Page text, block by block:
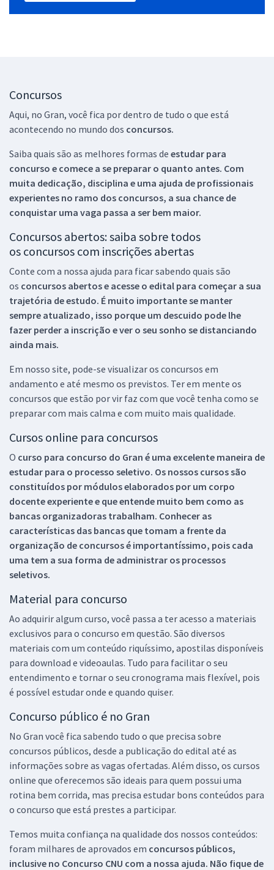
Concursos
Aqui, no Gran, você fica por dentro de tudo o que está
acontecendo no mundo dos concursos.
Saiba quais são as melhores formas de estudar para
concurso e comece a se preparar o quanto antes. Com
muita dedicação, disciplina e uma ajuda de profissionais
experientes no ramo dos concursos, a sua chance de
conquistar uma vaga passa a ser bem maior.
Concursos abertos: saiba sobre todos
os concursos com inscrições abertas
Conte com a nossa ajuda para ficar sabendo quais são
os concursos abertos e acesse o edital para começar a sua
trajetória de estudo. É muito importante se manter
sempre atualizado, isso porque um descuido pode lhe
fazer perder a inscrição e ver o seu sonho se distanciando
ainda mais.
Em nosso site, pode-se visualizar os concursos em
andamento e até mesmo os previstos. Ter em mente os
concursos que estão por vir faz com que você tenha como se
preparar com mais calma e com muito mais qualidade.
Cursos online para concursos
O curso para concurso do Gran é uma excelente maneira de
estudar para o processo seletivo. Os nossos cursos são
constituídos por módulos elaborados por um corpo
docente experiente e que entende muito bem como as
bancas organizadoras trabalham. Conhecer as
características das bancas que tomam a frente da
organização de concursos é importantíssimo, pois cada
uma tem a sua forma de administrar os processos
seletivos.
Material para concurso
Ao adquirir algum curso, você passa a ter acesso a materiais
exclusivos para o concurso em questão. São diversos
materiais com um conteúdo riquíssimo, apostilas disponíveis
para download e videoaulas. Tudo para facilitar o seu
entendimento e tornar o seu cronograma mais flexível, pois
é possível estudar onde e quando quiser.
Concurso público é no Gran
No Gran você fica sabendo tudo o que precisa sobre
concursos públicos, desde a publicação do edital até as
informações sobre as vagas ofertadas. Além disso, os cursos
online que oferecemos são ideais para quem possui uma
rotina bem corrida, mas precisa estudar bons conteúdos para
o concurso que está prestes a participar.
Temos muita confiança na qualidade dos nossos conteúdos:
foram milhares de aprovados em concursos públicos,
inclusive no Concurso CNU com a nossa ajuda. Não fique de